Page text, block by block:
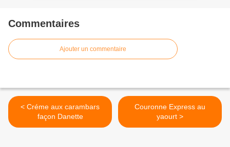
Commentaires
Ajouter un commentaire
< Créme aux carambars
façon Danette
Couronne Express au
yaourt >